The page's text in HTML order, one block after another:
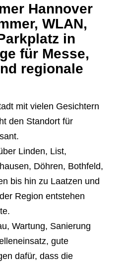
Hannover
WLAN,
in
für Messe,
regionale
mit vielen Gesichtern
den Standort für
Linden, List,
Döhren, Bothfeld,
bis hin zu Laatzen und
Region entstehen
Wartung, Sanierung
gute
dafür, dass die